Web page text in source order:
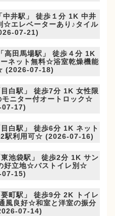
中井駅」 徒歩１分 1K 中井
☆エレベーターあり♪タイル
07-21)
高田馬場駅」 徒歩４分 1K
ネット無料☆浴室乾燥機能
(2026-07-18)
目白駅」 徒歩7分 1K 女性限
ニター付オートロック☆
17)
白駅」 徒歩6分 1K ネット
駅利用可☆ (2026-07-16)
東池袋駅」 徒歩2分 1K サン
好立地☆バストイレ別☆
15)
町駅」 徒歩9分 2K トイレ
風良好☆和室と洋室の振分
07-14)